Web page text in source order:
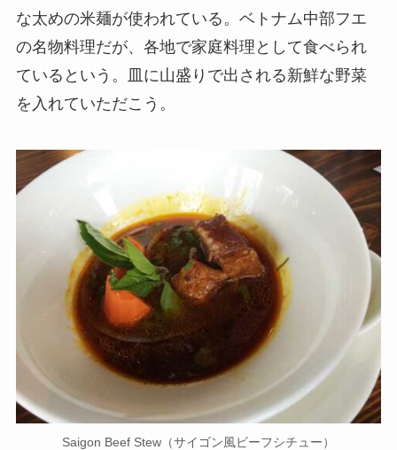
な太めの米麺が使われている。ベトナム中部フエ
の名物料理だが、各地で家庭料理として食べられ
ているという。皿に山盛りで出される新鮮な野菜
を入れていただこう。
Saigon Beef Stew（サイゴン風ビーフシチュー）